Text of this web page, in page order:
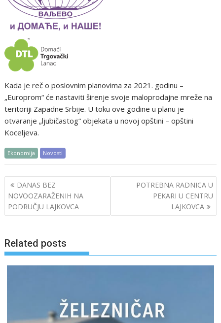
Kada je reč o poslovnim planovima za 2021. godinu –
„Europrom“ će nastaviti širenje svoje maloprodajne mreže na
teritoriji Zapadne Srbije. U toku ove godine u planu je
otvaranje „ljubičastog“ objekata u novoj opštini – opštini
Koceljeva.
Ekonomija Novosti
Post
navigation
DANAS BEZ
NOVOOZARAŽENIH NA
PODRUČJU LAJKOVCA
POTREBNA RADNICA U
PEKARI U CENTRU
LAJKOVCA
Related posts